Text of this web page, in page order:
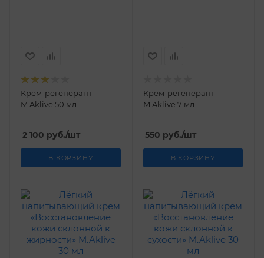
Крем-регенерант
M.Aklive 50 мл
2 100 руб./шт
В КОРЗИНУ
Крем-регенерант
M.Aklive 7 мл
550 руб./шт
В КОРЗИНУ